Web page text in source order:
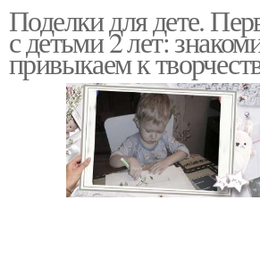
Руки для ребенка
Поделки из втулки
Поделки для дете.
с детьми 2 лет:
привыкаем к